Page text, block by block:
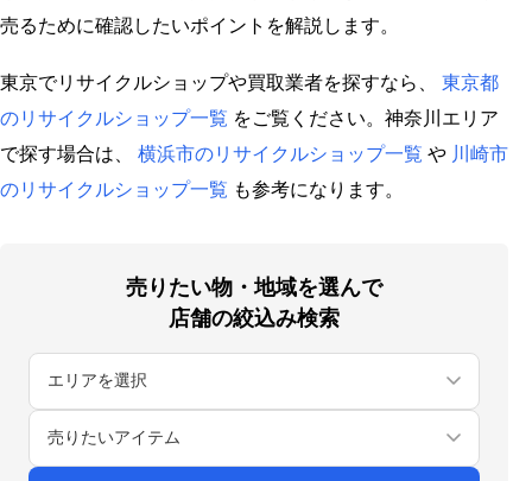
売るために確認したいポイントを解説します。
東京でリサイクルショップや買取業者を探すなら、 東京都
のリサイクルショップ一覧 をご覧ください。神奈川エリア
で探す場合は、 横浜市のリサイクルショップ一覧 や 川崎市
のリサイクルショップ一覧 も参考になります。
売りたい物・地域を選んで
店舗の絞込み検索